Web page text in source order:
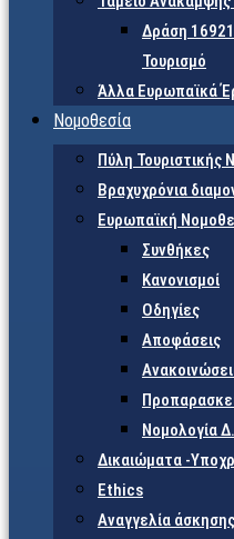
Δράση
Τουρισμό
Άλλα Ευρωπαϊκά
Νομοθεσία
Πύλη Τουριστικής
Βραχυχρόνια
Ευρωπαϊκή
Συνθήκες
Κανονισμοί
Οδηγίες
Αποφάσεις
Νομολογία
Δικαιώματα -
Ethics
Αναγγελία